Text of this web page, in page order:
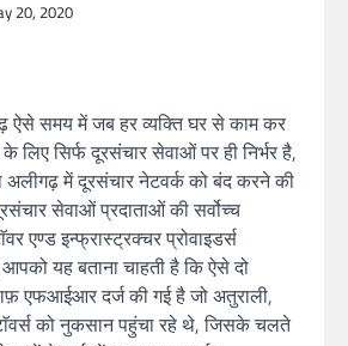
20, 2020
ऐसे समय में जब हर व्यक्ति घर से काम कर
लिए सिर्फ दूरसंचार सेवाओं पर ही निर्भर है,
में दूरसंचार नेटवर्क को बंद करने की
सेवाओं प्रदाताओं की सर्वोच्च
एण्ड इन्फ्रास्ट्रक्चर प्रोवाइडर्स
यह बताना चाहती है कि ऐसे दो
एफआईआर दर्ज की गई है जो अतुराली,
को नुकसान पहुंचा रहे थे, जिसके चलते